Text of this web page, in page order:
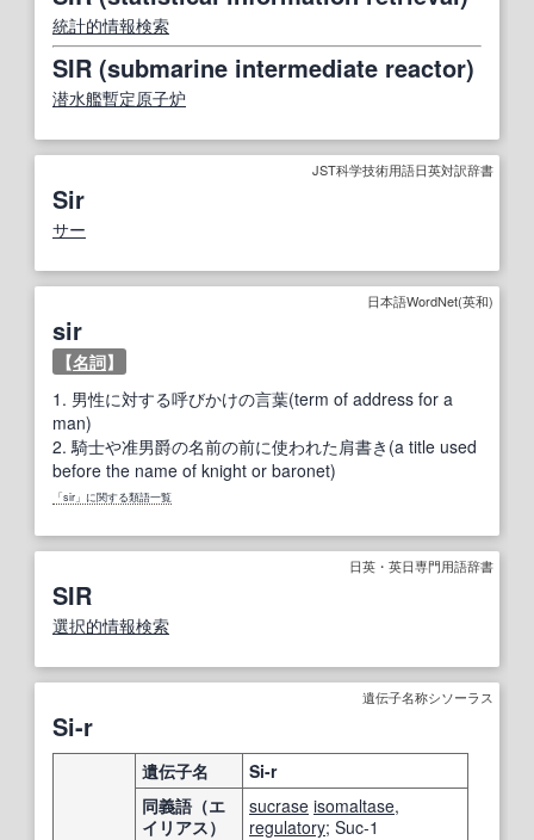
統計的情報検索
SIR (submarine intermediate reactor)
潜水艦暫定原子炉
JST科学技術用語日英対訳辞書
Sir
サー
日本語WordNet(英和)
sir
【名詞】
1. 男性に対する呼びかけの言葉(term of address for a
man)
2. 騎士や准男爵の名前の前に使われた肩書き(a title used
before the name of knight or baronet)
「sir」に関する類語一覧
日英・英日専門用語辞書
SIR
選択的情報検索
遺伝子名称シソーラス
Si-r
遺伝子名
Si-r
同義語（エ
イリアス）
sucrase isomaltase,
regulatory; Suc-1